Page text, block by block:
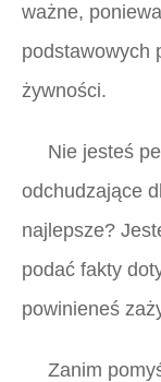
ważne,
podstawowych
żywności.
Nie jesteś
odchudzające
najlepsze?
podać fakty
powinieneś
Zanim